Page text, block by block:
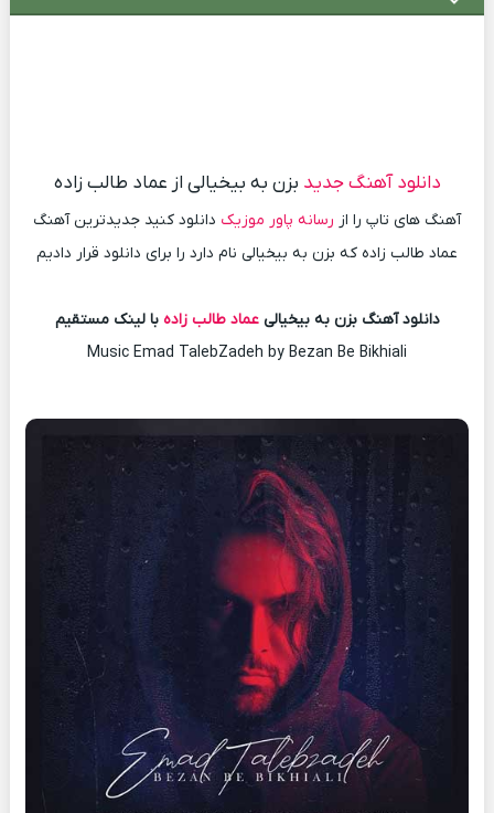
دانلود آهنگ جدید بزن به بیخیالی از عماد طالب زاده
آهنگ های تاپ را از رسانه پاور موزیک دانلود کنید جدیدترین آهنگ
عماد طالب زاده که بزن به بیخیالی نام دارد را برای دانلود قرار دادیم
دانلود آهنگ بزن به بیخیالیعماد طالب زاده با لینک مستقیم
Music Emad TalebZadeh by Bezan Be Bikhiali